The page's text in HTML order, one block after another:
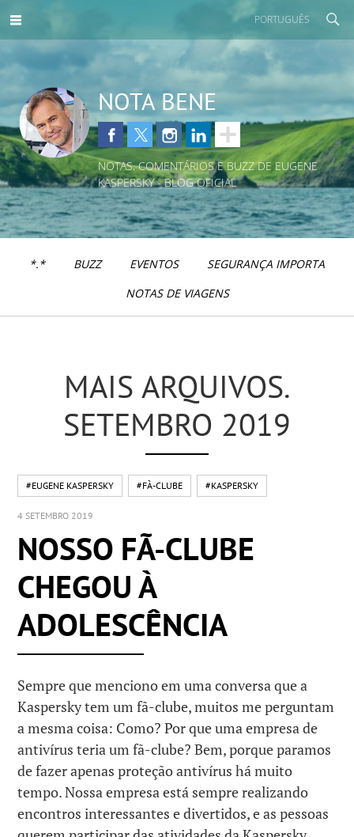
PORTUGUÊS
NOTA BENE
NOTAS, COMENTÁRIOS E BUZZ DE EUGENE
KASPERSKY - BLOG OFICIAL
*.* BUZZ EVENTOS
SEGURANÇA IMPORTA
NOTAS DE VIAGENS
MAIS ARQUIVOS.
SETEMBRO 2019
#EUGENE KASPERSKY #FÀ-CLUBE #KASPERSKY
4 SETEMBRO 2019
NOSSO FÃ-CLUBE
CHEGOU À
ADOLESCÊNCIA
Sempre que menciono em uma conversa que a
Kaspersky tem um fã-clube, muitos me perguntam
a mesma coisa: Como? Por que uma empresa de
antivírus teria um fã-clube? Bem, porque paramos
de fazer apenas proteção antivírus há muito
tempo. Nossa empresa está sempre realizando
encontros interessantes e divertidos, e as pessoas